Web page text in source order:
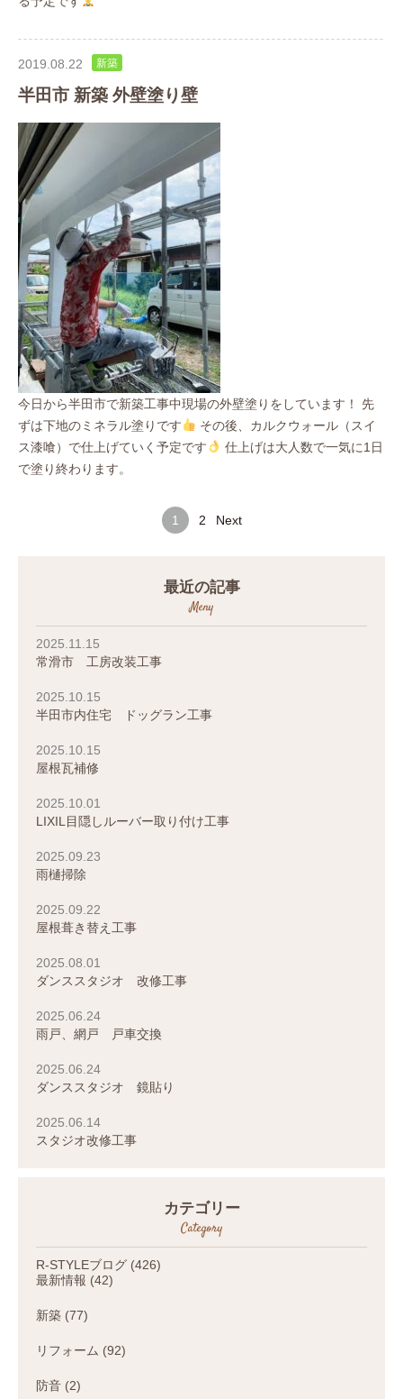
2019.08.22 新築
半田市 新築 外壁塗り壁
今日から半田市で新築工事中現場の外壁塗りをしています！ 先
ずは下地のミネラル塗りです
その後、カルクウォール（スイ
ス漆喰）で仕上げていく予定です
仕上げは大人数で一気に1日
で塗り終わります。
1 2 Next
最近の記事
Meny
2025.11.15
常滑市 工房改装工事
2025.10.15
半田市内住宅 ドッグラン工事
2025.10.15
屋根瓦補修
2025.10.01
LIXIL目隠しルーバー取り付け工事
2025.09.23
雨樋掃除
2025.09.22
屋根葺き替え工事
2025.08.01
ダンススタジオ 改修工事
2025.06.24
雨戸、網戸 戸車交換
2025.06.24
ダンススタジオ 鏡貼り
2025.06.14
スタジオ改修工事
カテゴリー
Category
R-STYLEブログ (426)
最新情報 (42)
新築 (77)
リフォーム (92)
防音 (2)